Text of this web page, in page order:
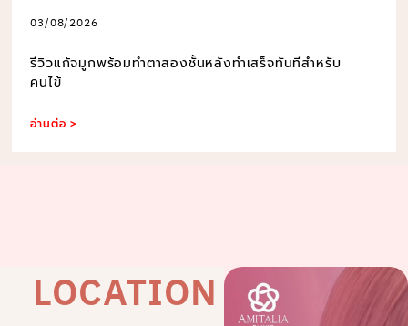
03/08/2026
รีวิวแก้จมูกพร้อมทำตาสองชั้นหลังทำเสร็จทันทีสำหรับ
คนไข้
อ่านต่อ >
LOCATION